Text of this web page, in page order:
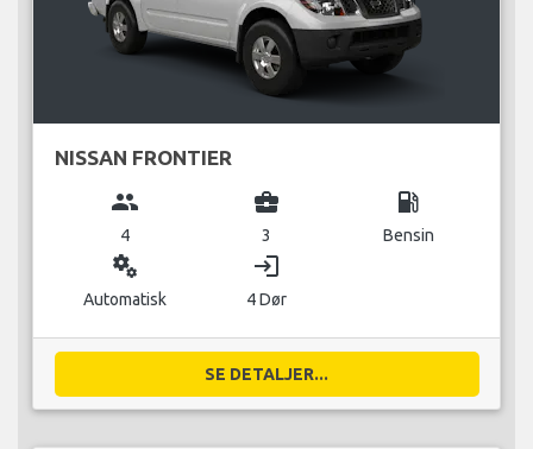
NISSAN FRONTIER
group
4
business_center
3
local_gas_station
Bensin
miscellaneous_services
Automatisk
login
4 Dør
SE DETALJER...